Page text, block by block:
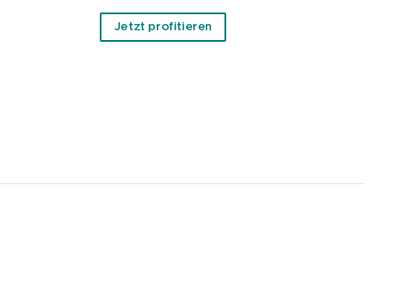
Jetzt profitieren